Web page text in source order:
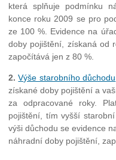
která splňuje podmínku
konce roku 2009 se pro
ze 100 %. Evidence na
doby pojištění, získaná od
započítává jen z 80 %.
2. Výše starobního důchodu
získané doby pojištění a
za odpracované roky.
pojištění, tím vyšší
výši důchodu se evidence
náhradní doby pojištění,